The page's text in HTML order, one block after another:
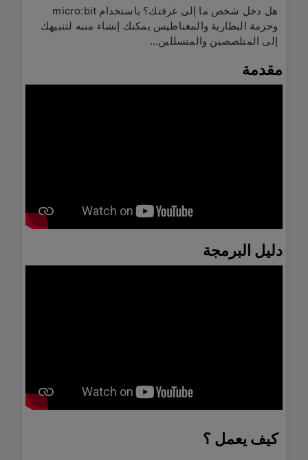
هل دخل شخص ما إلى غرفتك؟ باستخدام micro:bit
وحزمة البطارية والمغناطيس يمكنك إنشاء منبه لتنبيهك
إلى المتلصصين والمتسللين...
مقدمة
دليل البرمجة
كيف يعمل ؟